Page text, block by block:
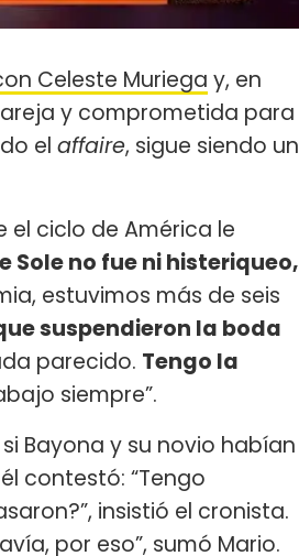
Celeste Muriega y, en
y comprometida para
el affaire, sigue siendo un
el ciclo de América le
Sole no fue ni histeriqueo,
estuvimos más de seis
suspendieron la boda
parecido. Tengo la
siempre”.
Bayona y su novio habían
contestó: “Tengo
insistió el cronista.
por eso”, sumó Mario.